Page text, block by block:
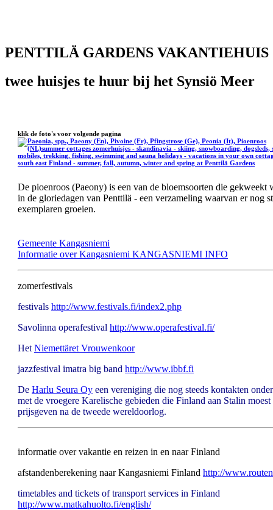
PENTTILÄ GARDENS VAKANTIEHUIS
twee huisjes te huur bij het Synsiö Meer
klik de foto's voor volgende pagina
De pioenroos (Paeony) is een van de bloemsoorten die gekweekt
in de gloriedagen van Penttilä - een verzameling waarvan er nog
exemplaren groeien.
Gemeente Kangasniemi
Informatie overKangasniemi KANGASNIEMI INFO
zomerfestivals
festivals http://www.festivals.fi/index2.php
Savolinna operafestival http://www.operafestival.fi/
Het Niemettäret Vrouwenkoor
jazzfestival imatra big band http://www.ibbf.fi
De Harlu Seura Oy een vereniging die nog steeds kontakten
met de vroegere Karelische gebieden die Finland aan Stalin moest
prijsgeven na de tweede wereldoorlog.
informatie over vakantie en reizen in en naar Finland
afstandenberekening naar Kangasniemi Finland http://
timetables and tickets of transport services in Finland
http://www.matkahuolto.fi/english/